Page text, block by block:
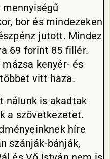
mennyiségű
bor és mindezeken
jutott. Mindez
69 forint 85 fillér.
kenyér- és
vitt haza.
nálunk is akadtak
a szövetkezetet.
híre
szánják-bánják,